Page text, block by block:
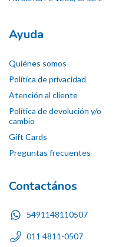
Ayuda
Quiénes somos
Política de privacidad
Atención al cliente
Política de devolución y/o
cambio
Gift Cards
Preguntas frecuentes
Contactános
5491148110507
011 4811-0507